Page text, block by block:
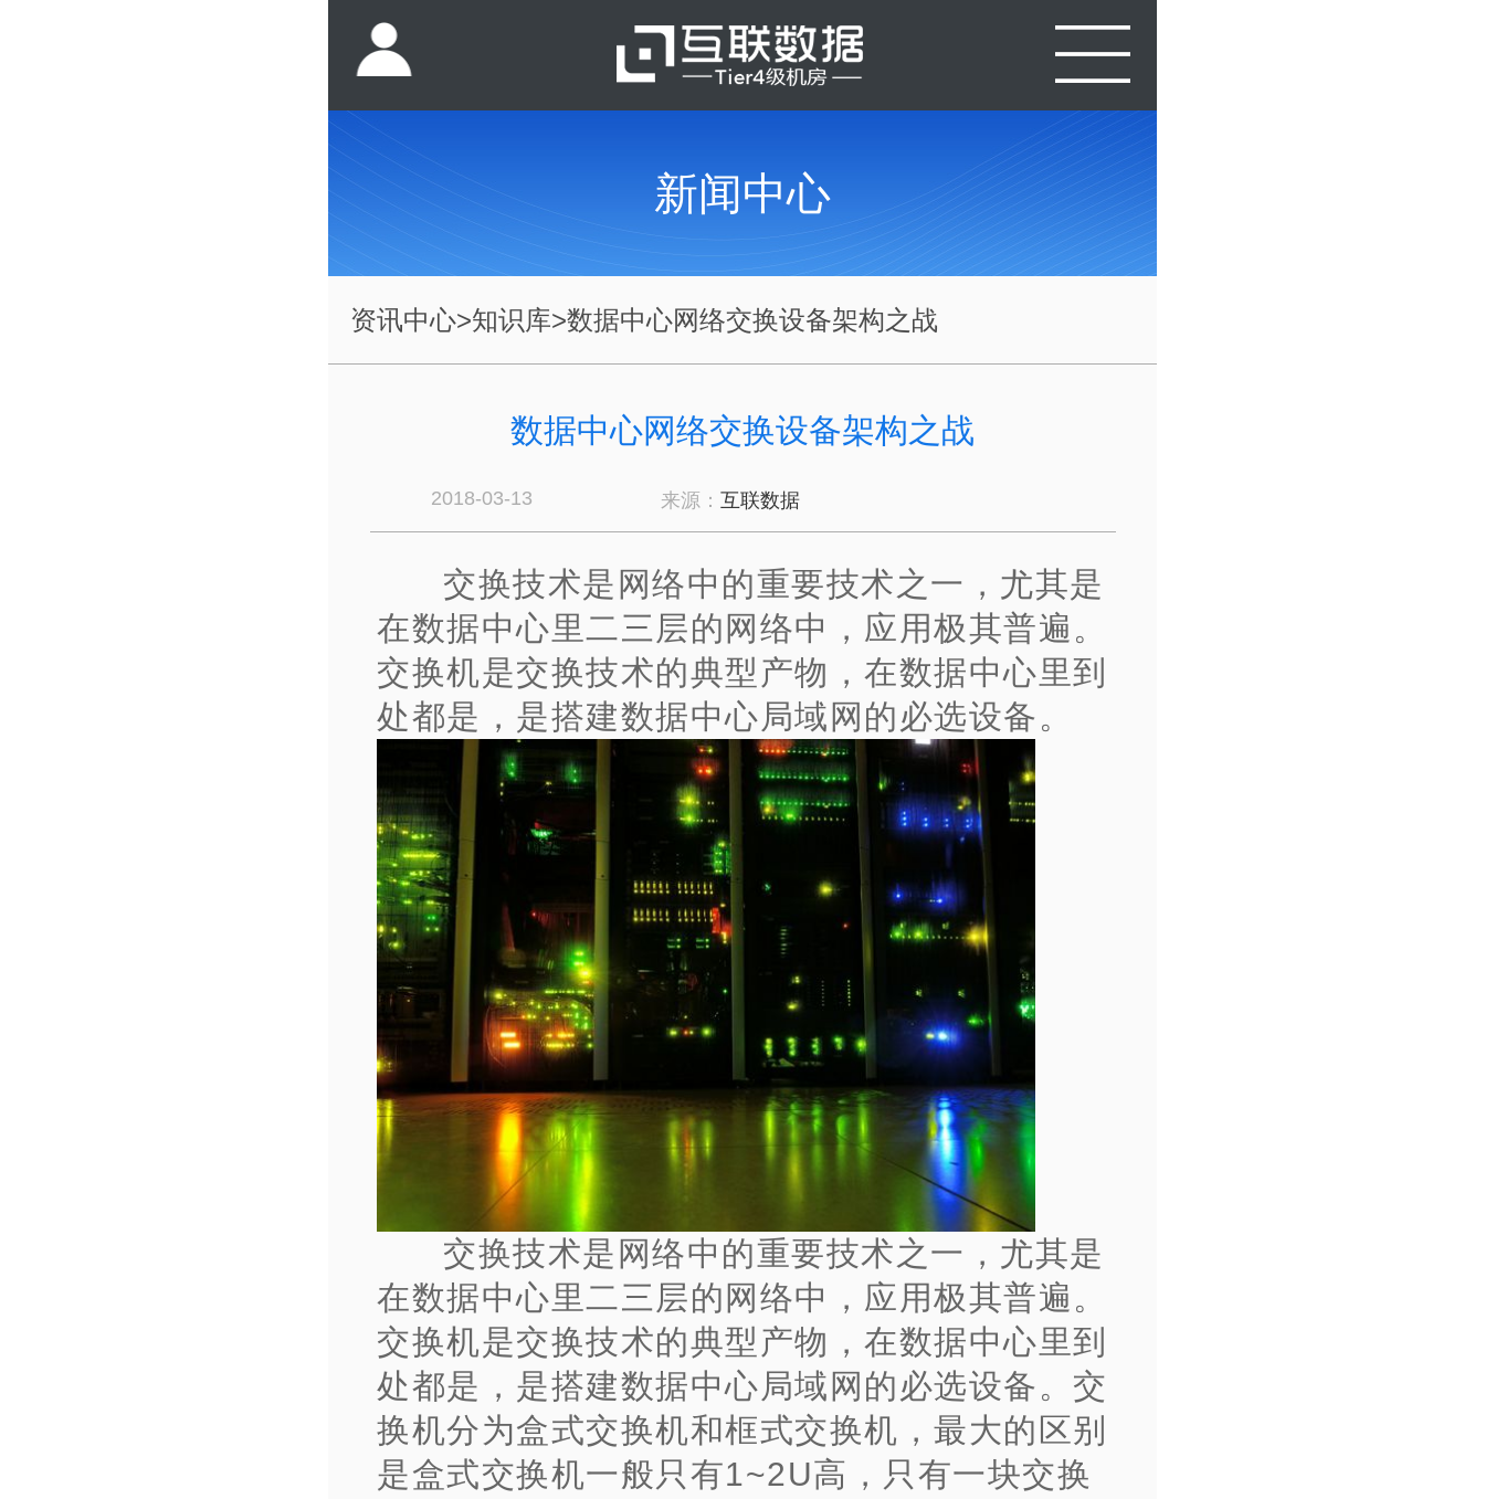
新闻中心
资讯中心>知识库>数据中心网络交换设备架构之战
数据中心网络交换设备架构之战
2018-03-13 来源： 互联数据
交换技术是网络中的重要技术之一，尤其是
在数据中心里二三层的网络中，应用极其普遍。
交换机是交换技术的典型产物，在数据中心里到
处都是，是搭建数据中心局域网的必选设备。
交换技术是网络中的重要技术之一，尤其是
在数据中心里二三层的网络中，应用极其普遍。
交换机是交换技术的典型产物，在数据中心里到
处都是，是搭建数据中心局域网的必选设备。交
换机分为盒式交换机和框式交换机，最大的区别
是盒式交换机一般只有1~2U高，只有一块交换